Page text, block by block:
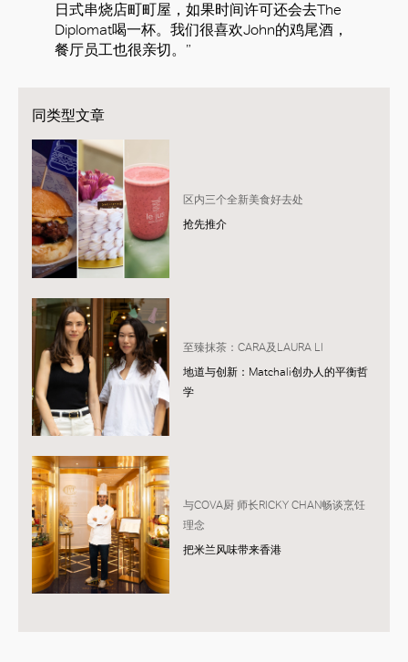
日式串烧店町町屋，如果时间许可还会去The
Diplomat喝一杯。我们很喜欢John的鸡尾酒，
餐厅员工也很亲切。”
同类型文章
区内三个全新美食好去处
抢先推介
至臻抹茶：CARA及LAURA LI
地道与创新：Matchali创办人的平衡哲
学
与COVA厨 师长RICKY CHAN畅谈烹饪
理念
把米兰风味带来香港